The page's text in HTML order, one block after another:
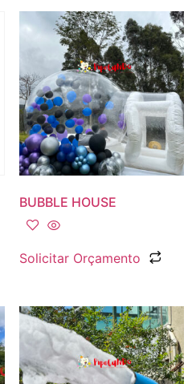
BUBBLE HOUSE
Solicitar Orçamento